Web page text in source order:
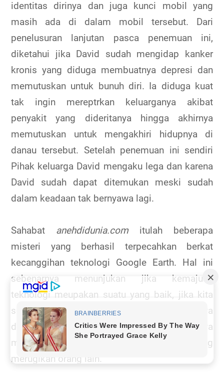
identitas dirinya dan juga kunci mobil yang
masih ada di dalam mobil tersebut. Dari
penelusuran lanjutan pasca penemuan ini,
diketahui jika David sudah mengidap kanker
kronis yang diduga membuatnya depresi dan
memutuskan untuk bunuh diri. Ia diduga kuat
tak ingin mereptrkan keluarganya akibat
penyakit yang dideritanya hingga akhirnya
memutuskan untuk mengakhiri hidupnya di
danau tersebut. Setelah penemuan ini sendiri
Pihak keluarga David mengaku lega dan karena
David sudah dapat ditemukan meski sudah
dalam keadaan tak bernyawa lagi.
Sahabat anehdidunia.comitulah beberapa
misteri yang berhasil terpecahkan berkat
kecanggihan teknologi Google Earth. Hal ini
sebenarnya menunjukan jika kemajuan
teknologi meupakan suatu yang baik, jika kita
sebagai manusia mampu memanfaatkanya
dengan cara yang benar dan bukanya
mengunakanya untuk kepentingan pribadi yang
merugikan orang lain.